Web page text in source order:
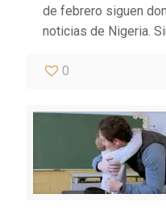
de febrero siguen
noticias de Nigeria.
0